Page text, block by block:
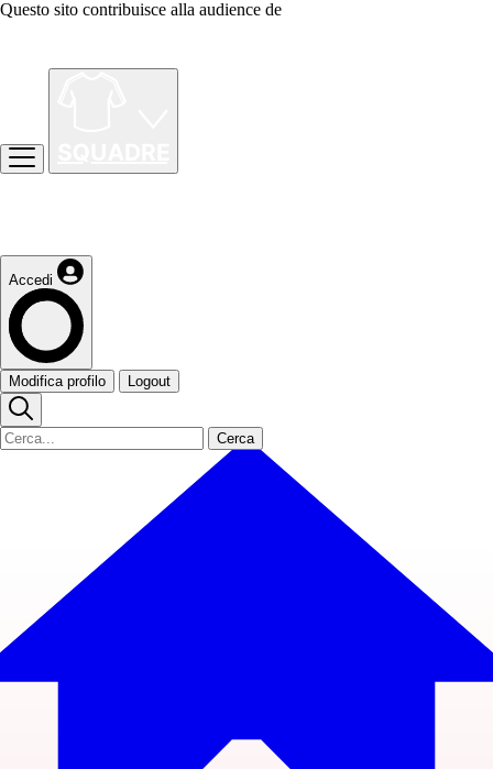
Questo sito contribuisce alla audience de
Accedi
Modifica profilo Logout
Cerca